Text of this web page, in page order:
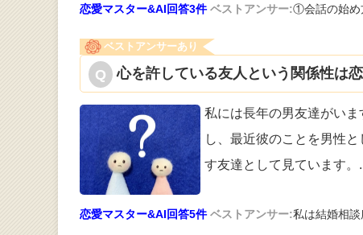
恋愛マスター&AI回答3件 ベストアンサー:①会話の始め
ベストアンサーあり
心を許している友人という関係性は
私には長年の男友達がい
し、最近彼のことを男性と
す友達として見ています。
恋愛マスター&AI回答5件 ベストアンサー:私は結婚相